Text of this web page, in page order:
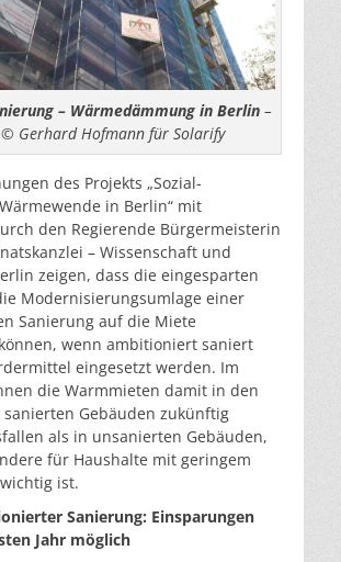
– Wärmedämmung in Berlin –
Gerhard Hofmann für Solarify
des Projekts „Sozial-
in Berlin“ mit
den Regierende Bürgermeisterin
– Wissenschaft und
zeigen, dass die eingesparten
Modernisierungsumlage einer
Sanierung auf die Miete
wenn ambitioniert saniert
eingesetzt werden. Im
die Warmmieten damit in den
Gebäuden zukünftig
als in unsanierten Gebäuden,
für Haushalte mit geringem
ist.
Sanierung: Einsparungen
Jahr möglich